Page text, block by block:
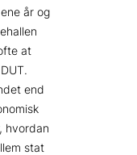
år og
at
end
hvordan
stat